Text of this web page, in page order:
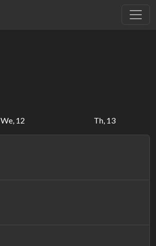
We, 12 Th, 13